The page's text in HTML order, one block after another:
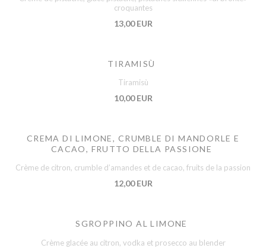
croquantes
13,00 EUR
TIRAMISÙ
Tiramisù
10,00 EUR
CREMA DI LIMONE, CRUMBLE DI MANDORLE E
CACAO, FRUTTO DELLA PASSIONE
Crème de citron, crumble d’amandes et de cacao, fruits de la passion
12,00 EUR
SGROPPINO AL LIMONE
Crème glacée au citron, vodka et prosecco au blender